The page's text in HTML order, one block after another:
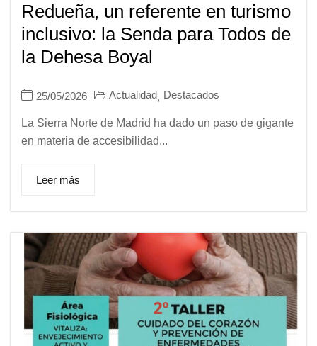
Redueña, un referente en turismo
inclusivo: la Senda para Todos de
la Dehesa Boyal
25/05/2026 Actualidad, Destacados
La Sierra Norte de Madrid ha dado un paso de gigante
en materia de accesibilidad...
Leer más